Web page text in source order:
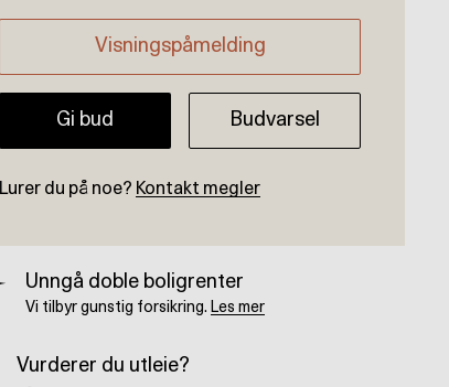
Visningspåmelding
Gi bud Budvarsel
Lurer du på noe? Kontakt megler
Unngå doble boligrenter
Vi tilbyr gunstig forsikring. Les mer
Vurderer du utleie?